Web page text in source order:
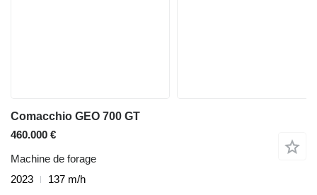
Comacchio GEO 700 GT
460.000 €
Machine de forage
2023
137 m/h